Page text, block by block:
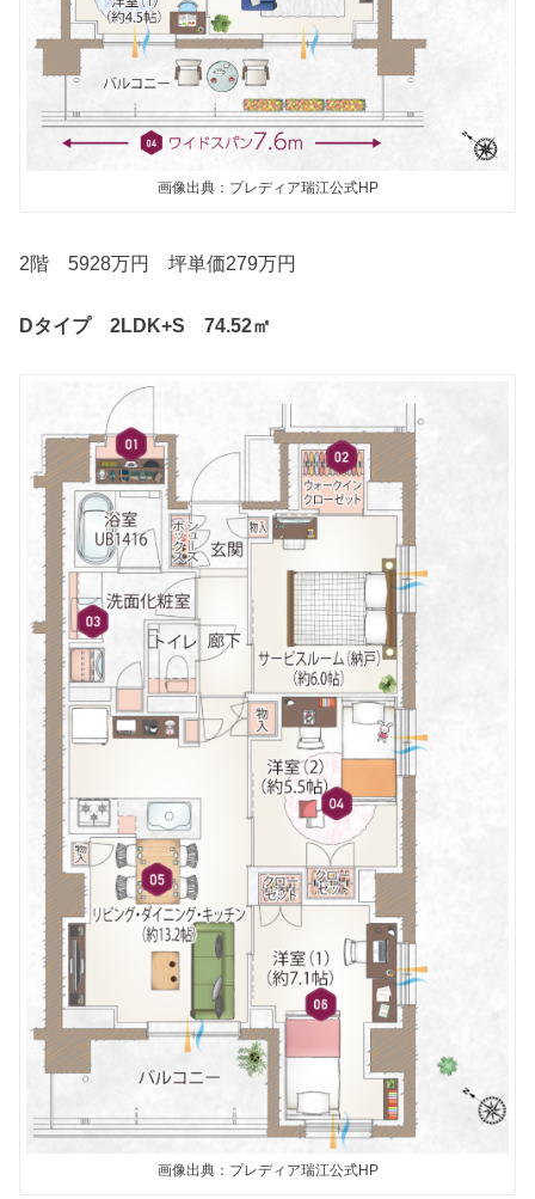
画像出典：プレディア瑞江公式HP
2階 5928万円 坪単価279万円
Dタイプ 2LDK+S 74.52㎡
画像出典：プレディア瑞江公式HP